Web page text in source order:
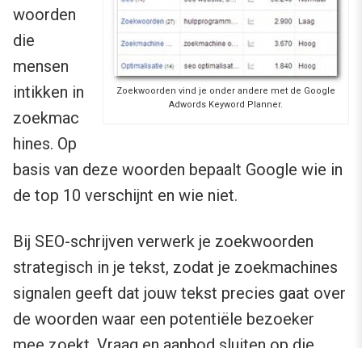
Zoekwoorden vind je onder andere met de Google
Adwords Keyword Planner.
woorden
die
mensen
intikken in
zoekmac
hines. Op
basis van deze woorden bepaalt Google wie in
de top 10 verschijnt en wie niet.
Bij SEO-schrijven verwerk je zoekwoorden
strategisch in je tekst, zodat je zoekmachines
signalen geeft dat jouw tekst precies gaat over
de woorden waar een potentiële bezoeker